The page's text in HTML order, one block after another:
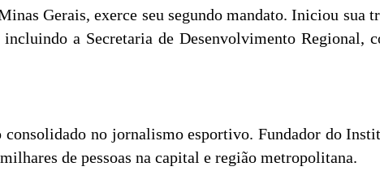
Gerais, exerce seu segundo mandato. Iniciou
a Secretaria de Desenvolvimento Regional,
no jornalismo esportivo. Fundador do
de pessoas na capital e região metropolitana.